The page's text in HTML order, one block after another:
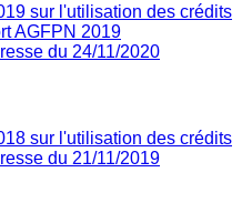
sur l'utilisation des crédits
AGFPN 2019
du 24/11/2020
sur l'utilisation des crédits
du 21/11/2019